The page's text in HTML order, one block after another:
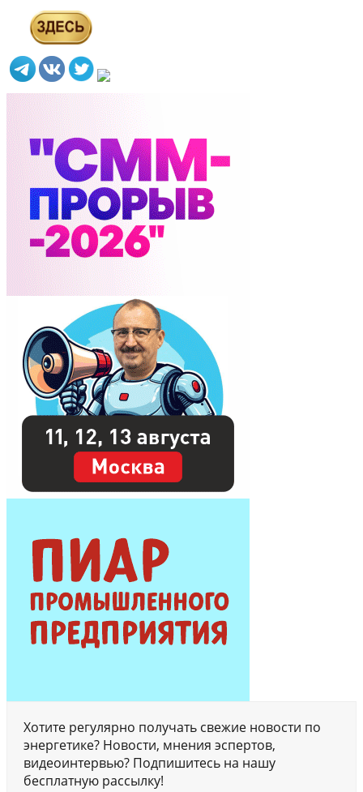
Хотите регулярно получать свежие новости по
энергетике? Новости, мнения эспертов,
видеоинтервью? Подпишитесь на нашу
бесплатную рассылку!